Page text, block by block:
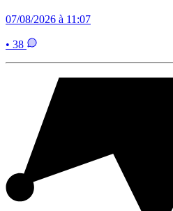
07/08/2026 à 11:07
• 38